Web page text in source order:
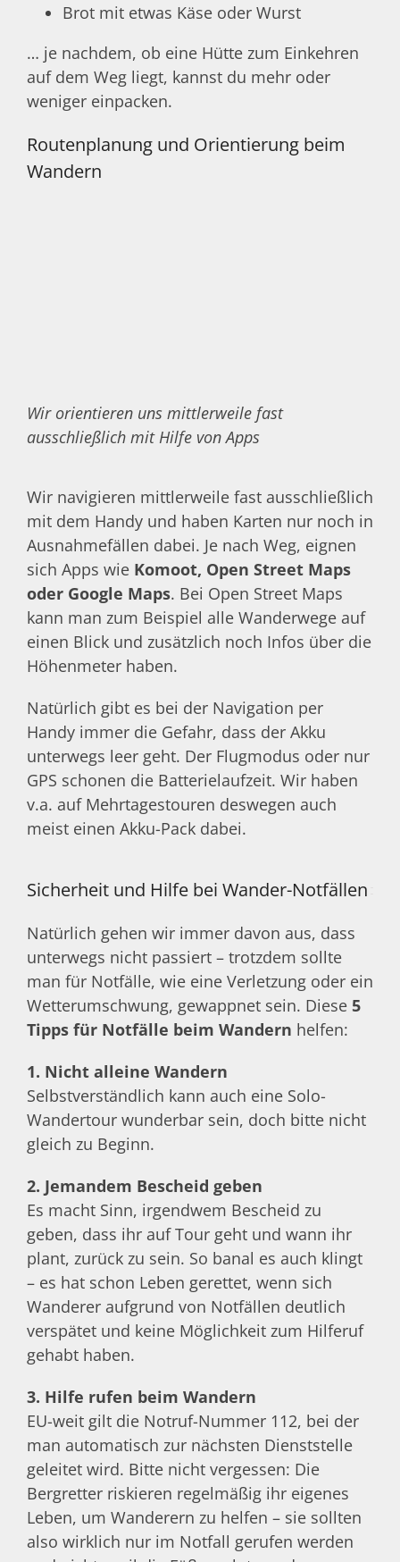
Brot mit etwas Käse oder Wurst
… je nachdem, ob eine Hütte zum Einkehren
auf dem Weg liegt, kannst du mehr oder
weniger einpacken.
Routenplanung und Orientierung beim
Wandern
Wir orientieren uns mittlerweile fast
ausschließlich mit Hilfe von Apps
Wir navigieren mittlerweile fast ausschließlich
mit dem Handy und haben Karten nur noch in
Ausnahmefällen dabei. Je nach Weg, eignen
sich Apps wie Komoot, Open Street Maps
oder Google Maps. Bei Open Street Maps
kann man zum Beispiel alle Wanderwege auf
einen Blick und zusätzlich noch Infos über die
Höhenmeter haben.
Natürlich gibt es bei der Navigation per
Handy immer die Gefahr, dass der Akku
unterwegs leer geht. Der Flugmodus oder nur
GPS schonen die Batterielaufzeit. Wir haben
v.a. auf Mehrtagestouren deswegen auch
meist einen Akku-Pack dabei.
Sicherheit und Hilfe bei Wander-Notfällen
Natürlich gehen wir immer davon aus, dass
unterwegs nicht passiert – trotzdem sollte
man für Notfälle, wie eine Verletzung oder ein
Wetterumschwung, gewappnet sein. Diese 5
Tipps für Notfälle beim Wandern helfen:
1. Nicht alleine Wandern
Selbstverständlich kann auch eine Solo-
Wandertour wunderbar sein, doch bitte nicht
gleich zu Beginn.
2. Jemandem Bescheid geben
Es macht Sinn, irgendwem Bescheid zu
geben, dass ihr auf Tour geht und wann ihr
plant, zurück zu sein. So banal es auch klingt
– es hat schon Leben gerettet, wenn sich
Wanderer aufgrund von Notfällen deutlich
verspätet und keine Möglichkeit zum Hilferuf
gehabt haben.
3. Hilfe rufen beim Wandern
EU-weit gilt die Notruf-Nummer 112, bei der
man automatisch zur nächsten Dienststelle
geleitet wird. Bitte nicht vergessen: Die
Bergretter riskieren regelmäßig ihr eigenes
Leben, um Wanderern zu helfen – sie sollten
also wirklich nur im Notfall gerufen werden